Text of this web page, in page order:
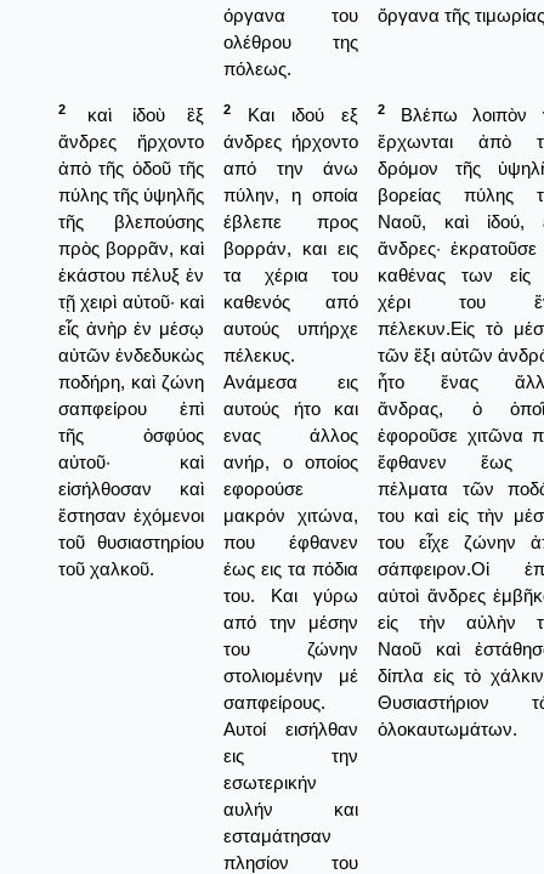
όργανα του
ολέθρου της
πόλεως.
ὄργανα τῆς
2
καὶ ἰδοὺ ἓξ
ἄνδρες ἤρχοντο
ἀπὸ τῆς ὁδοῦ τῆς
πύλης τῆς ὑψηλῆς
τῆς βλεπούσης
πρὸς βορρᾶν, καὶ
ἑκάστου πέλυξ ἐν
τῇ χειρὶ αὐτοῦ· καὶ
εἷς ἀνὴρ ἐν μέσῳ
αὐτῶν ἐνδεδυκὼς
ποδήρη, καὶ ζώνη
σαπφείρου ἐπὶ
τῆς ὀσφύος
αὐτοῦ· καὶ
εἰσήλθοσαν καὶ
ἔστησαν ἐχόμενοι
τοῦ θυσιαστηρίου
τοῦ χαλκοῦ.
2
Και ιδού εξ
άνδρες ήρχοντο
από την άνω
πύλην, η οποία
έβλεπε προς
βορράν, και εις
τα χέρια του
καθενός από
αυτούς υπήρχε
πέλεκυς.
Ανάμεσα εις
αυτούς ήτο και
ενας άλλος
ανήρ, ο οποίος
εφορούσε
μακρόν χιτώνα,
που έφθανεν
έως εις τα πόδια
του. Και γύρω
από την μέσην
του ζώνην
στολιομένην μέ
σαπφείρους.
Αυτοί εισήλθαν
εις την
εσωτερικήν
αυλήν και
εσταμάτησαν
πλησίον του
2
Βλέπω λοιπὸν
ἔρχωνται ἀπὸ
δρόμον τῆς
βορείας πύλης
Ναοῦ, καὶ ἰδού,
ἄνδρες· ἐκρατοῦσε
καθένας των εἰς
χέρι του
πέλεκυν.Εἰς τὸ
τῶν ἕξι αὐτῶν
ἦτο ἕνας
ἄνδρας, ὁ
ἐφοροῦσε χιτῶνα
ἔφθανεν ἕως
πέλματα τῶν
του καὶ εἰς τὴν
του εἶχε ζώνην
σάπφειρον.Οἱ
αὐτοὶ ἄνδρες
εἰς τὴν αὐλὴν
Ναοῦ καὶ
δίπλα εἰς τὸ
Θυσιαστήριον
ὁλοκαυτωμάτων.